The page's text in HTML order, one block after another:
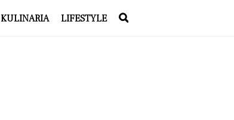
KULINARIA LIFESTYLE